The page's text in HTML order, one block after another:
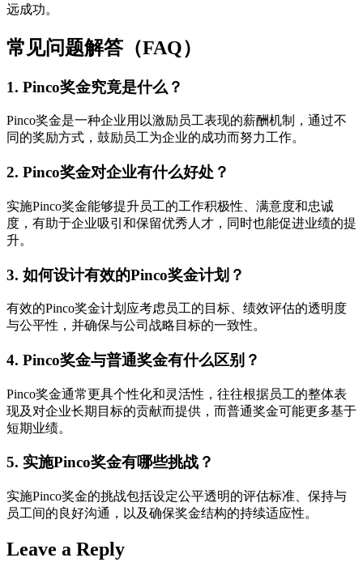
远成功。
常见问题解答（FAQ）
1. Pinco奖金究竟是什么？
Pinco奖金是一种企业用以激励员工表现的薪酬机制，通过不
同的奖励方式，鼓励员工为企业的成功而努力工作。
2. Pinco奖金对企业有什么好处？
实施Pinco奖金能够提升员工的工作积极性、满意度和忠诚
度，有助于企业吸引和保留优秀人才，同时也能促进业绩的提
升。
3. 如何设计有效的Pinco奖金计划？
有效的Pinco奖金计划应考虑员工的目标、绩效评估的透明度
与公平性，并确保与公司战略目标的一致性。
4. Pinco奖金与普通奖金有什么区别？
Pinco奖金通常更具个性化和灵活性，往往根据员工的整体表
现及对企业长期目标的贡献而提供，而普通奖金可能更多基于
短期业绩。
5. 实施Pinco奖金有哪些挑战？
实施Pinco奖金的挑战包括设定公平透明的评估标准、保持与
员工间的良好沟通，以及确保奖金结构的持续适应性。
Leave a Reply